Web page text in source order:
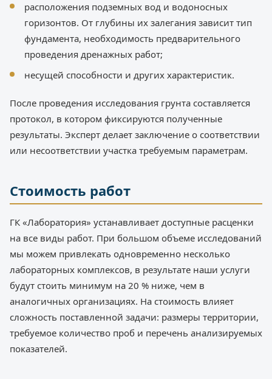
расположения подземных вод и водоносных
горизонтов. От глубины их залегания зависит тип
фундамента, необходимость предварительного
проведения дренажных работ;
несущей способности и других характеристик.
После проведения исследования грунта составляется
протокол, в котором фиксируются полученные
результаты. Эксперт делает заключение о соответствии
или несоответствии участка требуемым параметрам.
Стоимость работ
ГК «Лаборатория» устанавливает доступные расценки
на все виды работ. При большом объеме исследований
мы можем привлекать одновременно несколько
лабораторных комплексов, в результате наши услуги
будут стоить минимум на 20 % ниже, чем в
аналогичных организациях. На стоимость влияет
сложность поставленной задачи: размеры территории,
требуемое количество проб и перечень анализируемых
показателей.